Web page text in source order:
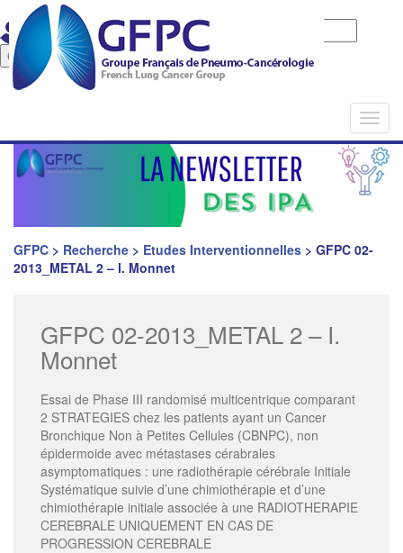
Identifiant Mot de passe
Mot de pase oublié
GFPC > Recherche > Etudes Interventionnelles > GFPC 02-
2013_METAL 2 – I. Monnet
GFPC 02-2013_METAL 2 – I.
Monnet
Essai de Phase III randomisé multicentrique comparant
2 STRATEGIES chez les patients ayant un Cancer
Bronchique Non à Petites Cellules (CBNPC), non
épidermoide avec métastases cérabrales
asymptomatiques : une radiothérapie cérébrale Initiale
Systématique suivie d’une chimiothérapie et d’une
chimiothérapie initiale associée à une RADIOTHERAPIE
CEREBRALE UNIQUEMENT EN CAS DE
PROGRESSION CEREBRALE